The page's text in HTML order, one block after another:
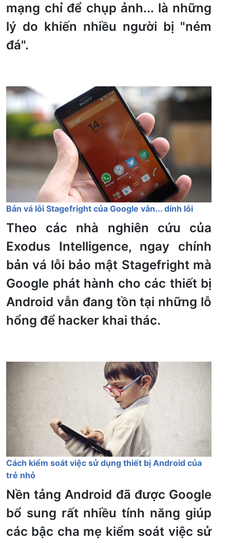
mạng chỉ để chụp ảnh... là những
lý do khiến nhiều người bị "ném
đá".
Bản vá lỗi Stagefright của Google vẫn... dính lỗi
Theo các nhà nghiên cứu của
Exodus Intelligence, ngay chính
bản vá lỗi bảo mật Stagefright mà
Google phát hành cho các thiết bị
Android vẫn đang tồn tại những lỗ
hổng để hacker khai thác.
Cách kiểm soát việc sử dụng thiết bị Android của
trẻ nhỏ
Nền tảng Android đã được Google
bổ sung rất nhiều tính năng giúp
các bậc cha mẹ kiểm soát việc sử